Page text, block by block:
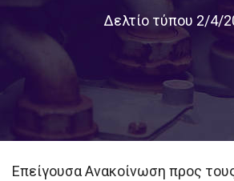
Δελτίο τύπου 2/4/
Επείγουσα Ανακοίνωση προς